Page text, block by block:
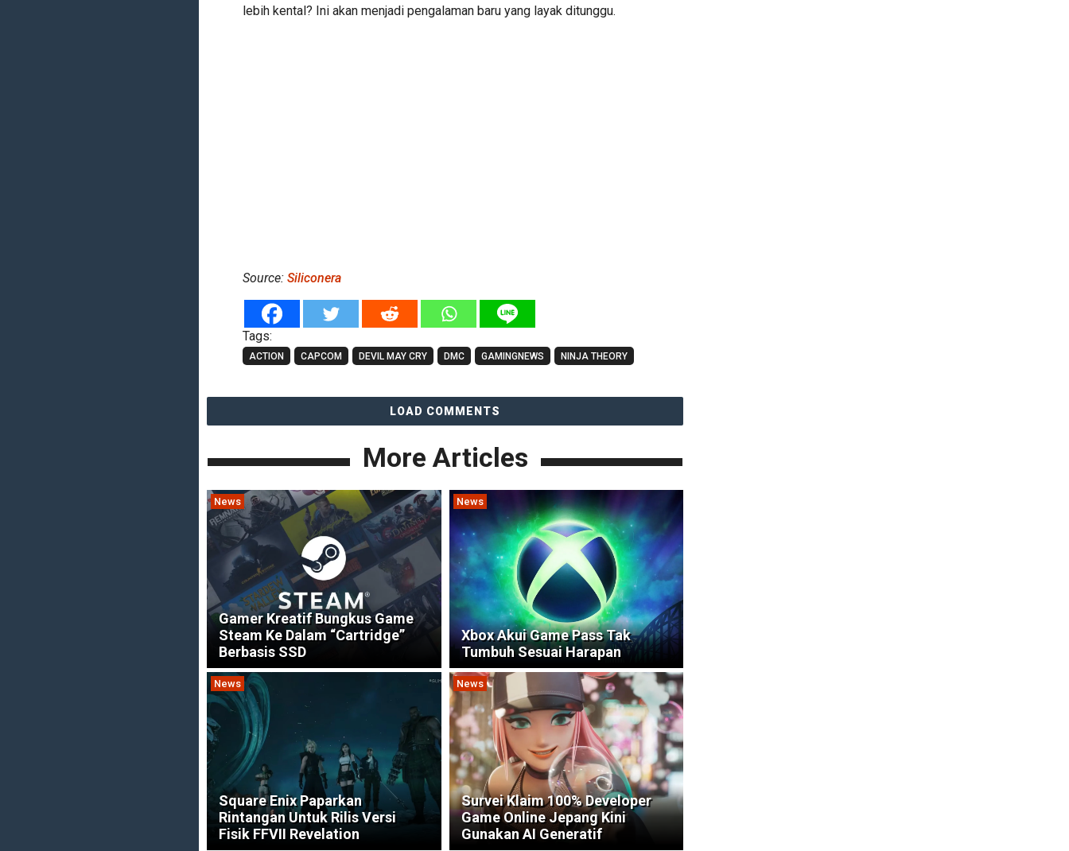
lebih kental? Ini akan menjadi pengalaman baru yang layak ditunggu.
Source: Siliconera
Tags:
ACTION CAPCOM DEVIL MAY CRY DMC GAMINGNEWS NINJA THEORY
LOAD COMMENTS
More Articles
News
Gamer Kreatif Bungkus Game
Steam Ke Dalam “Cartridge”
Berbasis SSD
News
Xbox Akui Game Pass Tak
Tumbuh Sesuai Harapan
News
Square Enix Paparkan
Rintangan Untuk Rilis Versi
Fisik FFVII Revelation
News
Survei Klaim 100% Developer
Game Online Jepang Kini
Gunakan AI Generatif